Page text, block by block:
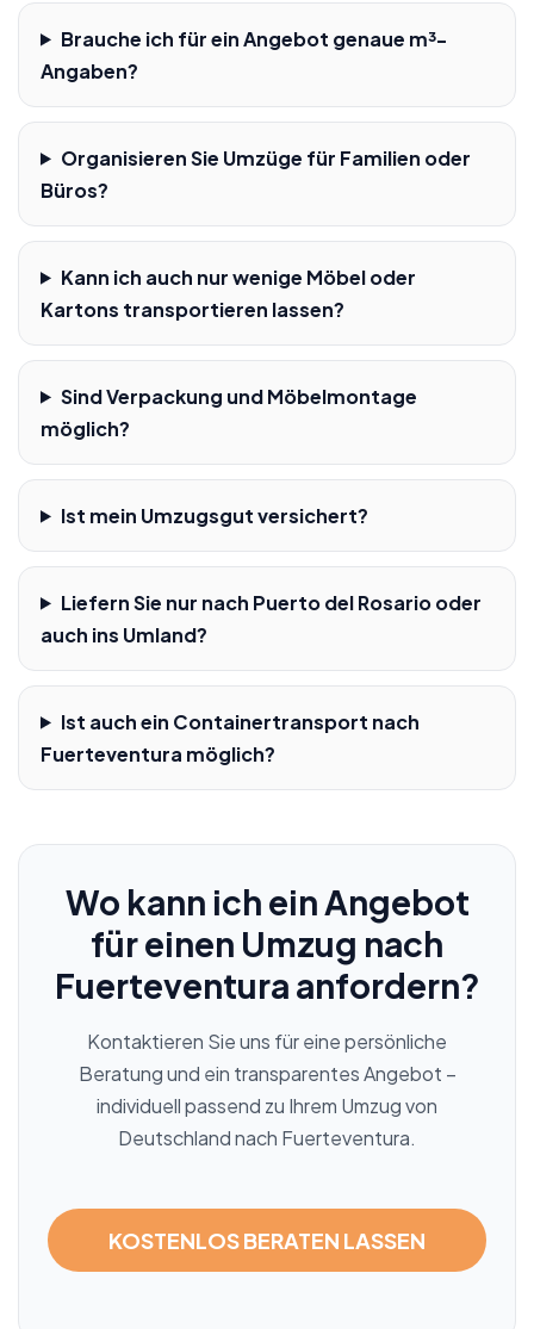
Brauche ich für ein Angebot genaue m³-
Angaben?
Organisieren Sie Umzüge für Familien oder
Büros?
Kann ich auch nur wenige Möbel oder
Kartons transportieren lassen?
Sind Verpackung und Möbelmontage
möglich?
Ist mein Umzugsgut versichert?
Liefern Sie nur nach Puerto del Rosario oder
auch ins Umland?
Ist auch ein Containertransport nach
Fuerteventura möglich?
Wo kann ich ein Angebot
für einen Umzug nach
Fuerteventura anfordern?
Kontaktieren Sie uns für eine persönliche
Beratung und ein transparentes Angebot –
individuell passend zu Ihrem Umzug von
Deutschland nach Fuerteventura.
KOSTENLOS BERATEN LASSEN